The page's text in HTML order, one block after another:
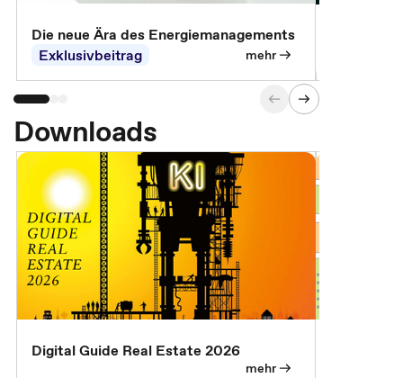
Die neue Ära des Energiemanagements
Exklusivbeitrag
mehr
Downloads
Digital Guide Real Estate 2026
mehr